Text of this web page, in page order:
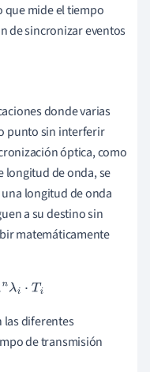
mide el tiempo
de sincronizar eventos
donde varias
punto sin interferir
óptica, como
longitud de onda, se
longitud de onda
a su destino sin
matemáticamente
⋅Ti
las diferentes
de transmisión